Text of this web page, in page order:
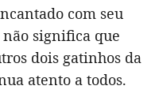
com seu
significa que
dois gatinhos da
atento a todos.